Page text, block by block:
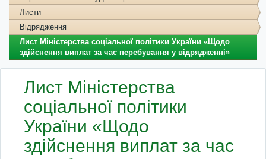
Листи
Відрядження
Лист Міністерства соціальної політики України «Щодо
здійснення виплат за час перебування у відрядженні»
Лист Міністерства
соціальної політики
України «Щодо
здійснення виплат за час